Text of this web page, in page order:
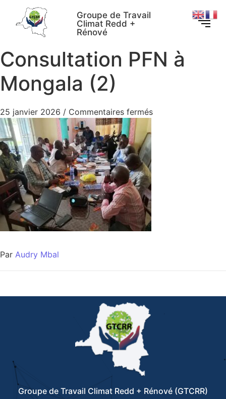
Groupe de Travail
Climat Redd +
Rénové
Consultation PFN à
Mongala (2)
25 janvier 2026 / Commentaires fermés
Par Audry Mbal
Groupe de Travail Climat Redd + Rénové (GTCRR)